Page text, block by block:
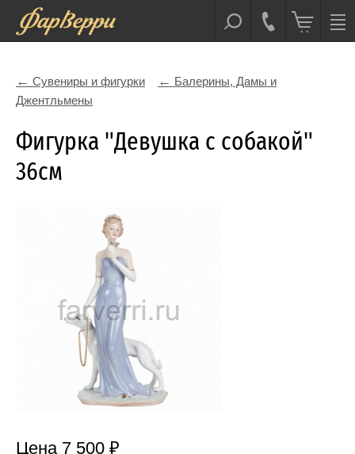
Сувениры и фигурки
Балерины, Дамы и
Джентльмены
Фигурка "Девушка с собакой"
36см
Цена 7 500 ₽